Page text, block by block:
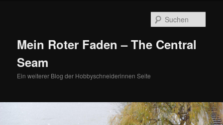
Mein Roter Faden – The Central
Seam
Ein weiterer Blog der Hobbyschneiderinnen Seite